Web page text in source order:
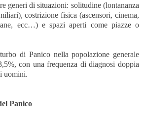
generi di situazioni: solitudine (lontananza
costrizione fisica (ascensori, cinema,
ecc…) e spazi aperti come piazze o
di Panico nella popolazione generale
con una frequenza di diagnosi doppia
uomini.
Panico